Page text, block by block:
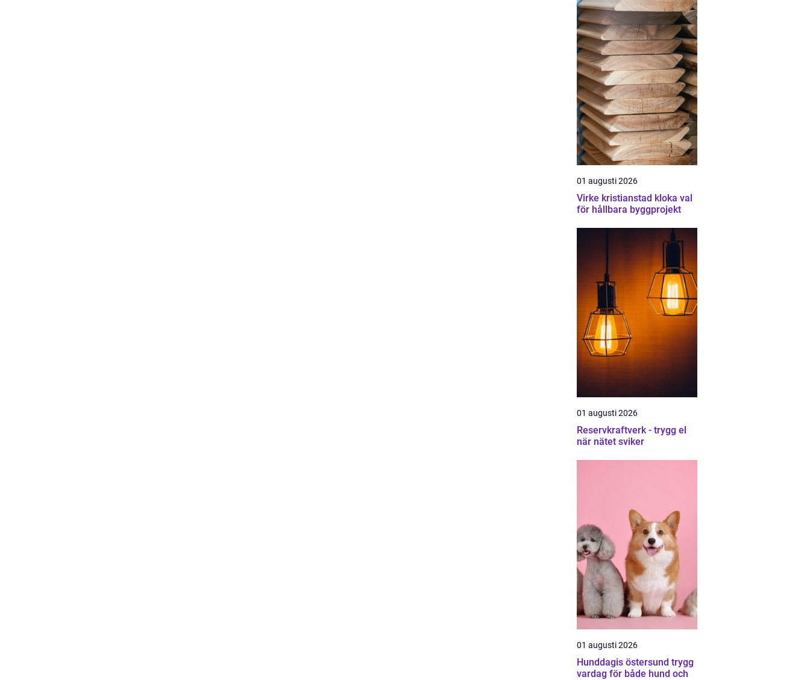
01 augusti 2026
Virke kristianstad kloka val
för hållbara byggprojekt
01 augusti 2026
Reservkraftverk - trygg el
när nätet sviker
01 augusti 2026
Hunddagis östersund trygg
vardag för både hund och